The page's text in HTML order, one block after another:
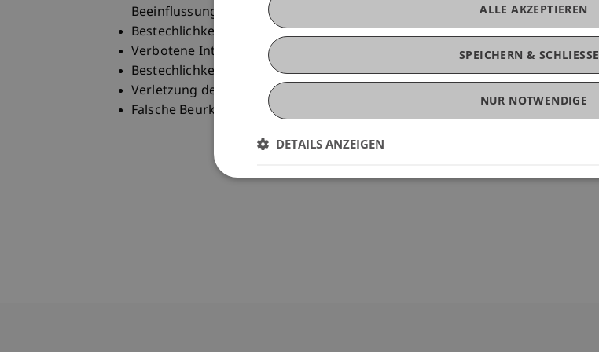
Beeinflussung (§ 307b StGB)
Bestechlichkeit (§ 304 StGB) und Bestechung (§ 307 StGB)
Verbotene Intervention (§ 308 StGB)
Bestechlichkeit und Bestechung im geschäftlichen Verkehr (§ 309 StGB)
Verletzung des Amtsgeheimnisses (§ 310 StGB)
Falsche Beurkundung und Beglaubigung im Amt (§ 311 StGB)
SPEICHERN & SCHLIESSEN
ALLE AKZEPTIEREN
NUR NOTWENDIGE
DETAILS ANZEIGEN